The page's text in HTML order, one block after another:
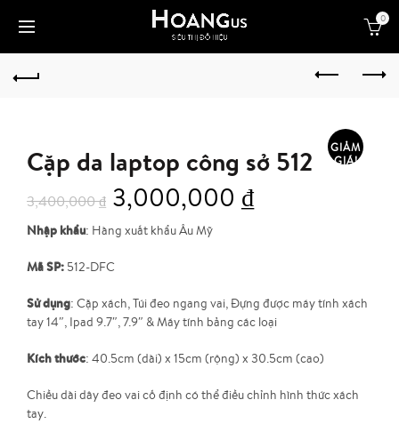
0
GIẢM
GIÁ!
Cặp da laptop công sở 512
3,400,000₫ 3,000,000 ₫
Nhập khẩu: Hàng xuất khẩu Âu Mỹ
Mã SP: 512-DFC
Sử dụng: Cặp xách, Túi đeo ngang vai, Đựng được máy tính xách
tay 14″, Ipad 9.7″, 7.9″ & Máy tính bảng các loại
Kích thước: 40.5cm (dài) x 15cm (rộng) x 30.5cm (cao)
Chiều dài dây đeo vai cố định có thể điều chỉnh hình thức xách
tay.